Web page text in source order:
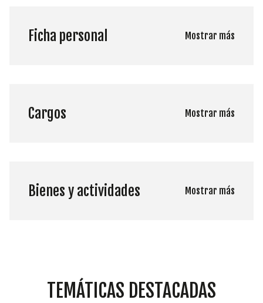
Ficha personal Mostrar más
Cargos Mostrar más
Bienes y actividades Mostrar más
TEMÁTICAS DESTACADAS